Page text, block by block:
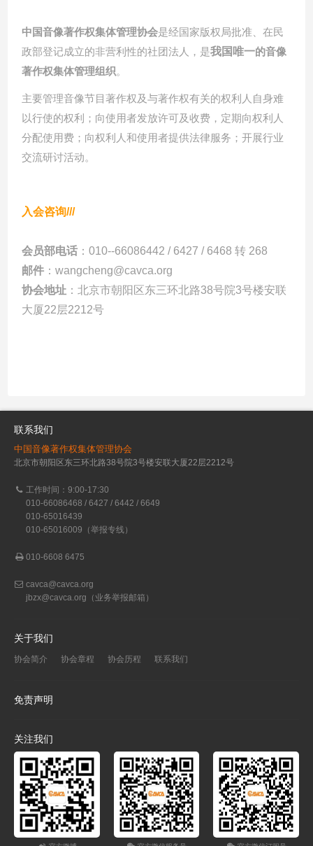
中国音像著作权集体管理协会是经国家版权局批准、在民
政部登记成立的非营利性的社团法人，是我国唯一的音像
著作权集体管理组织。
主要管理音像节目著作权及与著作权有关的权利人自身难
以行使的权利；向使用者发放许可及收费，定期向权利人
分配使用费；向权利人和使用者提供法律服务；开展行业
交流研讨活动。
入会咨询///
会员部电话 ： 010--66086442 / 6427 / 6468 转 268
邮件 ： wangcheng@cavca.org
协会地址 ： 北京市朝阳区东三环北路38号院3号楼安联
大厦22层2212号
联系我们
中国音像著作权集体管理协会
北京市朝阳区东三环北路38号院3号楼安联大厦22层2212号
工作时间：9:00-17:30
010-66086468 / 6427 / 6442 / 6649
010-65016439
010-65016009（举报专线）
010-6608 6475
cavca@cavca.org
jbzx@cavca.org （业务举报邮箱）
关于我们
协会简介 协会章程 协会历程 联系我们
免责声明
关注我们